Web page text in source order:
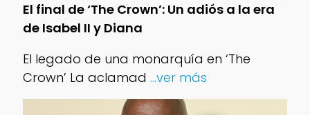
El final de ‘The Crown’: Un adiós a la era
de Isabel II y Diana
El legado de una monarquía en ‘The
Crown’ La aclamad ...ver más